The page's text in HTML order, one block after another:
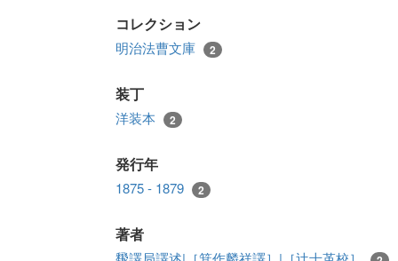
コレクション
明治法曹文庫 2
装丁
洋装本 2
発行年
1875 - 1879 2
著者